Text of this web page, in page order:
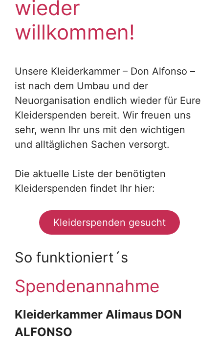
wieder
willkommen!
Unsere Kleiderkammer – Don Alfonso –
ist nach dem Umbau und der
Neuorganisation endlich wieder für Eure
Kleiderspenden bereit. Wir freuen uns
sehr, wenn Ihr uns mit den wichtigen
und alltäglichen Sachen versorgt.
Die aktuelle Liste der benötigten
Kleiderspenden findet Ihr hier:
Kleiderspenden gesucht
So funktioniert´s
Spendenannahme
Kleiderkammer Alimaus DON
ALFONSO